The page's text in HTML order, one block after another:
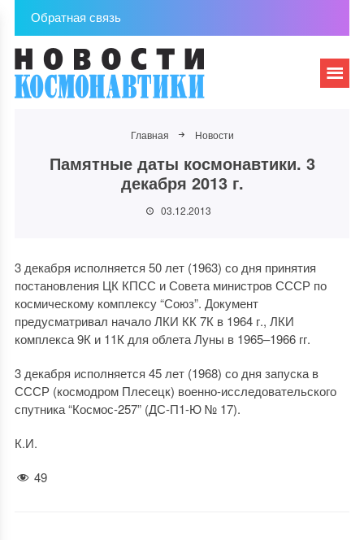
Обратная связь
Главная Новости
Памятные даты космонавтики. 3
декабря 2013 г.
03.12.2013
3 декабря исполняется 50 лет (1963) со дня принятия
постановления ЦК КПСС и Совета министров СССР по
космическому комплексу “Союз”. Документ
предусматривал начало ЛКИ КК 7К в 1964 г., ЛКИ
комплекса 9К и 11К для облета Луны в 1965–1966 гг.
3 декабря исполняется 45 лет (1968) со дня запуска в
СССР (космодром Плесецк) военно-исследовательского
спутника “Космос-257” (ДС-П1-Ю № 17).
К.И.
49